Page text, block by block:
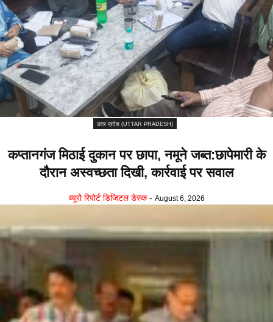
उत्तर प्रदेश (UTTAR PRADESH)
कप्तानगंज मिठाई दुकान पर छापा, नमूने जब्त:छापेमारी के
दौरान अस्वच्छता दिखी, कार्रवाई पर सवाल
ब्यूरो रिपोर्ट डिजिटल डेस्क - August 6, 2026